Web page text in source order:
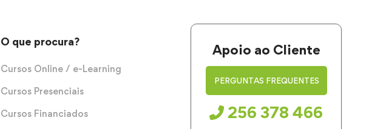
O que procura?
Cursos Online / e-Learning
Cursos Presenciais
Cursos Financiados
Apoio ao Cliente
PERGUNTAS FREQUENTES
256 378 466